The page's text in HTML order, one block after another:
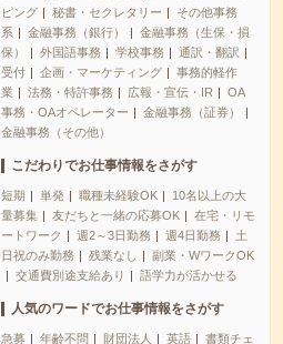
ピング
秘書・セクレタリー
その他事務
系
金融事務（銀行）
金融事務（生保・損
保）
外国語事務 学校事務
通訳・翻訳
受付
企画・マーケティング
事務的軽作
業
法務・特許事務 広報・宣伝・IR
OA
事務・OAオペレーター
金融事務（証券）
金融事務（その他）
こだわりでお仕事情報をさがす
短期 単発 職種未経験OK
10名以上の大
量募集
友だちと一緒の応募OK
在宅・リモ
ートワーク
週2～3日勤務 週4日勤務
土
日祝のみ勤務
残業なし
副業・WワークOK
交通費別途支給あり
語学力が活かせる
人気のワードでお仕事情報をさがす
急募 年齢不問 財団法人 英語
書類チェ